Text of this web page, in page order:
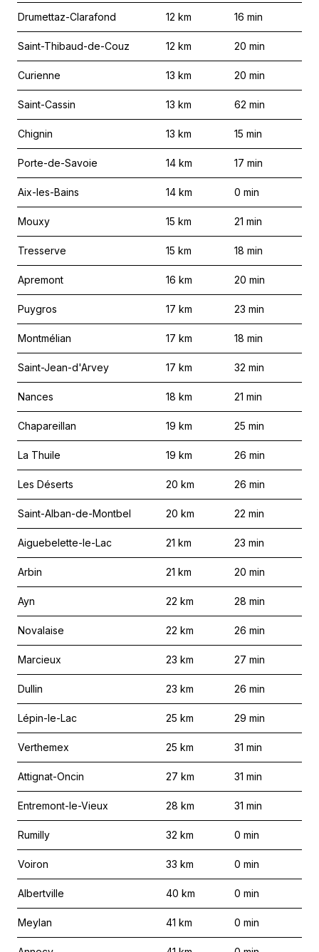
Drumettaz-Clarafond 12 km 16 min
Saint-Thibaud-de-Couz 12 km 20 min
Curienne 13 km 20 min
Saint-Cassin 13 km 62 min
Chignin 13 km 15 min
Porte-de-Savoie 14 km 17 min
Aix-les-Bains 14 km 0 min
Mouxy 15 km 21 min
Tresserve 15 km 18 min
Apremont 16 km 20 min
Puygros 17 km 23 min
Montmélian 17 km 18 min
Saint-Jean-d'Arvey 17 km 32 min
Nances 18 km 21 min
Chapareillan 19 km 25 min
La Thuile 19 km 26 min
Les Déserts 20 km 26 min
Saint-Alban-de-Montbel 20 km 22 min
Aiguebelette-le-Lac 21 km 23 min
Arbin 21 km 20 min
Ayn 22 km 28 min
Novalaise 22 km 26 min
Marcieux 23 km 27 min
Dullin 23 km 26 min
Lépin-le-Lac 25 km 29 min
Verthemex 25 km 31 min
Attignat-Oncin 27 km 31 min
Entremont-le-Vieux 28 km 31 min
Rumilly 32 km 0 min
Voiron 33 km 0 min
Albertville 40 km 0 min
Meylan 41 km 0 min